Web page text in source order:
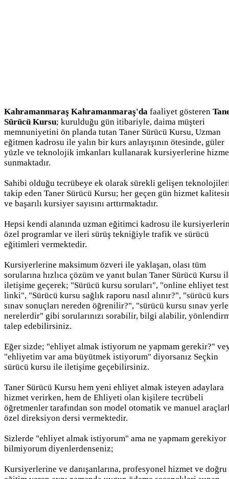
Kahramanmaraş Kahramanmaraş'da faaliyet gösteren
Sürücü Kursu; kurulduğu gün itibariyle, daima müşteri
memnuniyetini ön planda tutan Taner Sürücü Kursu, Uzman
eğitmen kadrosu ile yalın bir kurs anlayışının ötesinde, güler
yüzle ve teknolojik imkanları kullanarak kursiyerlerine
sunmaktadır.
Sahibi olduğu tecrübeye ek olarak sürekli gelişen
takip eden Taner Sürücü Kursu; her geçen gün hizmet
ve başarılı kursiyer sayısını arttırmaktadır.
Hepsi kendi alanında uzman eğitimci kadrosu ile
özel programlar ve ileri sürüş tekniğiyle trafik ve sürücü
eğitimleri vermektedir.
Kursiyerlerine maksimum özveri ile yaklaşan, olası tüm
sorularına hızlıca çözüm ve yanıt bulan Taner Sürücü Kursu
iletişime geçerek; "Sürücü kursu soruları", "online ehliyet
linki", "Sürücü kursu sağlık raporu nasıl alınır?", "sürücü
sınav sonuçları nereden öğrenilir?", "sürücü kursu sınav
nerelerdir" gibi sorularınızı sorabilir, bilgi alabilir,
talep edebilirsiniz.
Eğer sizde; "ehliyet almak istiyorum ne yapmam gerekir?"
"ehliyetim var ama büyütmek istiyorum" diyorsanız Seçkin
sürücü kursu ile iletişime geçebilirsiniz.
Taner Sürücü Kursu hem yeni ehliyet almak isteyen adaylara
hizmet verirken, hem de Ehliyeti olan kişilere tecrübeli
öğretmenler tarafından son model otomatik ve manuel
özel direksiyon dersi vermektedir.
Sizlerde "ehliyet almak istiyorum" ama ne yapmam gerekiyor
bilmiyorum diyenlerdenseniz;
Kursiyerlerine ve danışanlarına, profesyonel hizmet ve doğru